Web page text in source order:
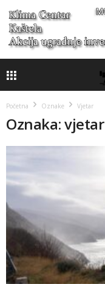
Početna Oznake Vjetar
Oznaka: vjetar